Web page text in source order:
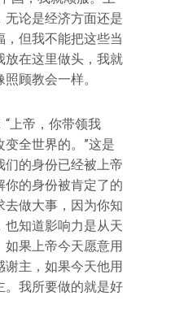
无论是经济方面还是
但我不能把这些当
放在这里做头，我就
顾教会一样。
上帝，你带领我
全世界的。”这是
们的身份已经被上帝
你的身份被肯定了的
去做大事，因为你知
也知道影响力是从天
果上帝今天愿意用
主，如果今天他用
。我所要做的就是好